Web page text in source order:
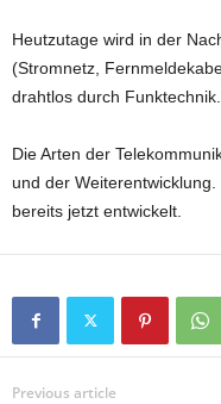
Heutzutage wird in der
(Stromnetz,
drahtlos durch Funktechnik.
Die Arten der
und der
bereits jetzt entwickelt.
Previous article